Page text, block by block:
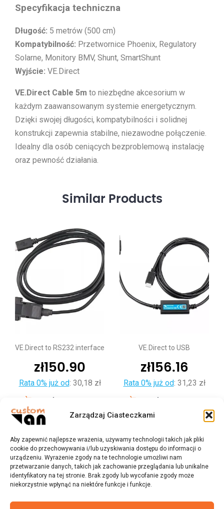
Zarządzaj Ciasteczkami
Aby zapewnić najlepsze wrażenia, używamy technologii takich jak pliki
cookie do przechowywania i/lub uzyskiwania dostępu do informacji o
urządzeniu. Wyrażenie zgody na te technologie umożliwi nam
przetwarzanie danych, takich jak zachowanie przeglądania lub unikalne
identyfikatory na tej stronie. Brak zgody lub wycofanie zgody może
niekorzystnie wpłynąć na niektóre funkcje i funkcje.
Specyfikacja techniczna
Długość: 5 metrów (500 cm)
Kompatybilność: Przetwornice Phoenix, Regulatory
Solarne, Monitory BMV, Shunt, SmartShunt
Wyjście: VE.Direct
VE.Direct Cable 5m to niezbędne akcesorium w
każdym zaawansowanym systemie energetycznym.
Dzięki swojej długości, kompatybilności i solidnej
konstrukcji zapewnia stabilne, niezawodne połączenie.
Idealny dla osób ceniących bezproblemową instalację
oraz pewność działania.
Similar Products
VE.Direct to RS232 interface
zł150.90
Rata 0% już od: 30,18 zł
VE.Direct to USB
zł156.16
Rata 0% już od: 31,23 zł